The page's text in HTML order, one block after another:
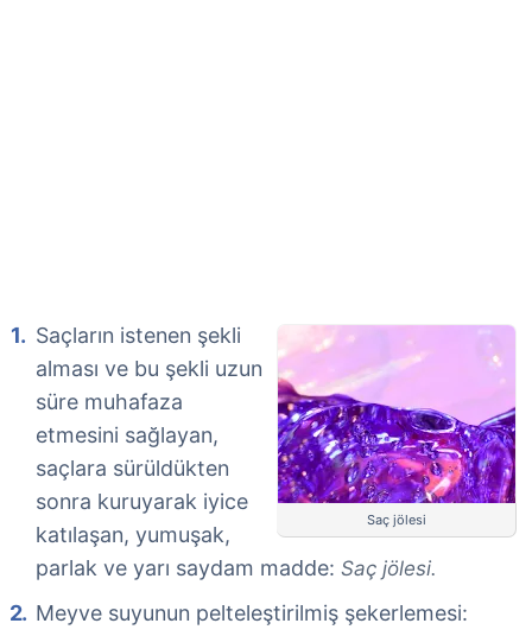
Saç jölesi
Saçların istenen şekli
alması ve bu şekli uzun
süre muhafaza
etmesini sağlayan,
saçlara sürüldükten
sonra kuruyarak iyice
katılaşan, yumuşak,
parlak ve yarı saydam madde: Saç jölesi.
Meyve suyunun pelteleştirilmiş şekerlemesi: